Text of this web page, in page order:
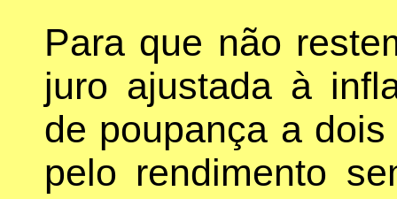
Para que não
juro ajustada à
de poupança a
pelo rendimento